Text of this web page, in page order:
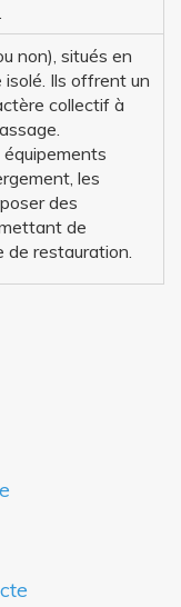
non), situés en
Ils offrent un
collectif à
les
des
de
de restauration.